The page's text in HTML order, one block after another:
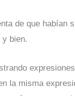
de que habían
y bien.
la misma